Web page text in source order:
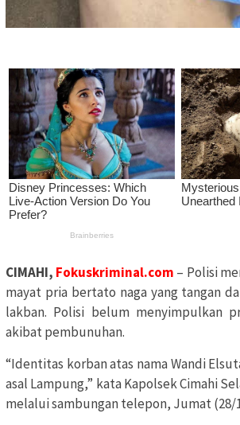
CIMAHI, Fokuskriminal.com – Polisi
mayat pria bertato naga yang tangan
lakban. Polisi belum menyimpulkan
akibat pembunuhan.
“Identitas korban atas nama Wandi
asal Lampung,” kata Kapolsek Cimahi
melalui sambungan telepon, Jumat (28/